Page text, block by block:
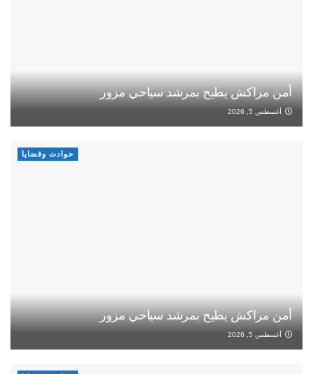
أمن مراكش يطيح بمرشد سياحي مزور
أغسطس 5, 2026
حوادث وقضايا
أمن مراكش يطيح بمرشد سياحي مزور
أغسطس 5, 2026